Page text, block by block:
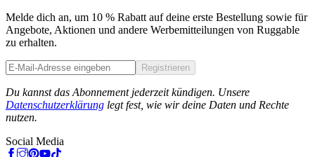
Melde dich an, um 10 % Rabatt auf deine erste Bestellung sowie für
Angebote, Aktionen und andere Werbemitteilungen von Ruggable
zu erhalten.
Registrieren
Du kannst das Abonnement jederzeit kündigen. Unsere
Datenschutzerklärung legt fest, wie wir deine Daten und Rechte
nutzen.
Social Media